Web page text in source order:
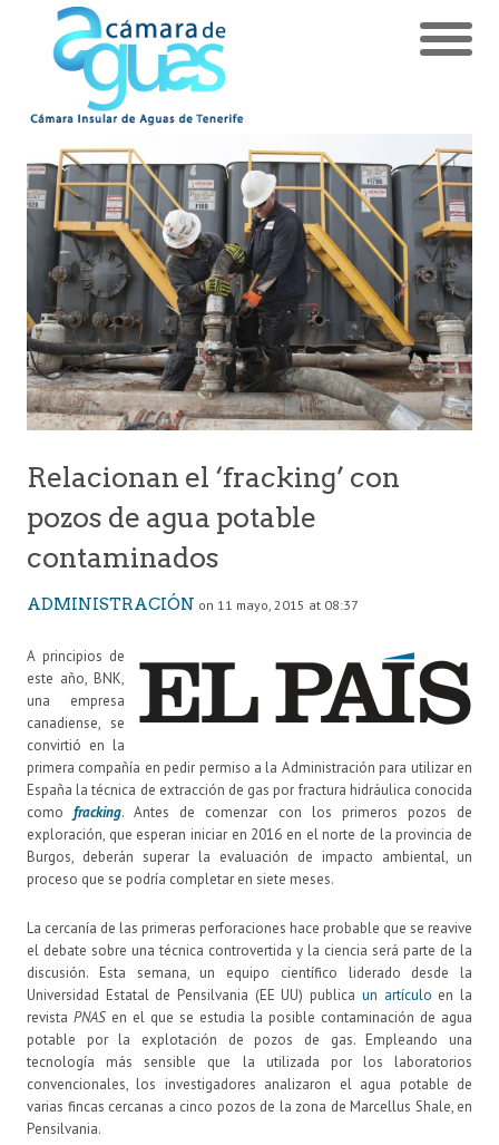
Relacionan el ‘fracking’ con
pozos de agua potable
contaminados
ADMINISTRACIÓN on 11 mayo, 2015 at 08:37
A principios de
este año, BNK,
una empresa
canadiense, se
convirtió en la
primera compañía en pedir permiso a la Administración para utilizar en
España la técnica de extracción de gas por fractura hidráulica conocida
comofracking. Antes de comenzar con los primeros pozos de
exploración, que esperan iniciar en 2016 en el norte de la provincia de
Burgos, deberán superar la evaluación de impacto ambiental, un
proceso que se podría completar en siete meses.
La cercanía de las primeras perforaciones hace probable que se reavive
el debate sobre una técnica controvertida y la ciencia será parte de la
discusión. Esta semana, un equipo científico liderado desde la
Universidad Estatal de Pensilvania (EE UU) publica un artículo en la
revista PNAS en el que se estudia la posible contaminación de agua
potable por la explotación de pozos de gas. Empleando una
tecnología más sensible que la utilizada por los laboratorios
convencionales, los investigadores analizaron el agua potable de
varias fincas cercanas a cinco pozos de la zona de Marcellus Shale, en
Pensilvania.